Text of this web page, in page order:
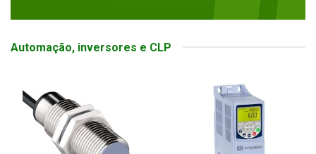
Automação, inversores e CLP